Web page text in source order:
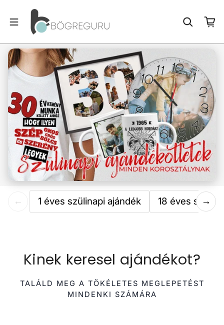
← 1 éves szülinapi ajándék 18 éves →
Kinek keresel ajándékot?
TALÁLD MEG A TÖKÉLETES MEGLEPETÉST
MINDENKI SZÁMÁRA